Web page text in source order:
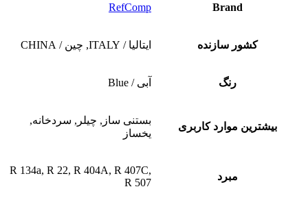
Brand
RefComp
کشور سازنده ایتالیا / ITALY, چین / CHINA
رنگ آبی / Blue
بیشترین موارد کاربری
بستنی ساز, چیلر, سردخانه,
یخساز
مبرد
R 134a, R 22, R 404A, R 407C,
R 507